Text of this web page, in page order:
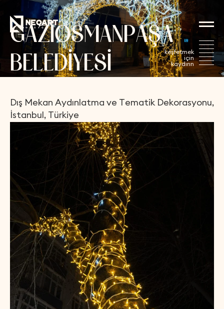
GAZİOSMANPAŞA
BELEDİYESİ
Dış Mekan Aydınlatma ve Tematik Dekorasyonu,
İstanbul, Türkiye